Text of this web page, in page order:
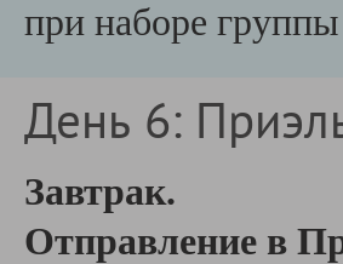
при наборе
День 6:
Завтрак.
Отправление в